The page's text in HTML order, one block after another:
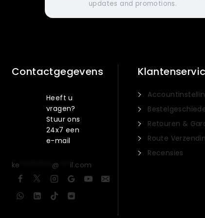
updates and promotions.
Contactgegevens
Heeft u
vragen?
Stuur ons
24x7 een
e-mail
ke @ il.com
Retouren &
Route
Recensies